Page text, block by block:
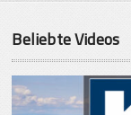
Beliebte Videos